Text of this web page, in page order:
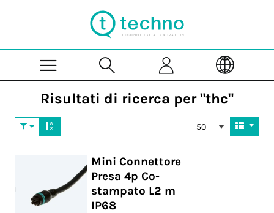
Risultati di ricerca per "thc"
50
Mini Connettore
Presa 4p Co-
stampato L2 m
IP68